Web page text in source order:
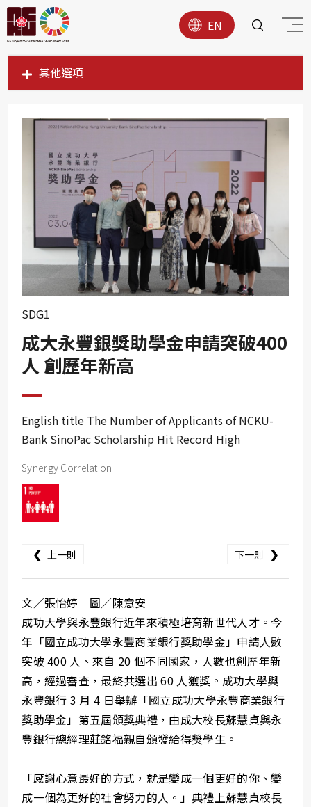
EN
其他選項
SDG1
SDG4
SDG5
SDG6
SDG7
SDG8
SDG9
SDG11
SDG14
SDG15
SDG1
成大永豐銀獎助學金申請突破400
人 創歷年新高
English title The Number of Applicants of NCKU-
Bank SinoPac Scholarship Hit Record High
Synergy Correlation
❮ 上一則 下一則 ❯
文／張怡婷 圖／陳意安
成功大學與永豐銀行近年來積極培育新世代人才。今
年「國立成功大學永豐商業銀行獎助學金」申請人數
突破 400 人、來自 20 個不同國家，人數也創歷年新
高，經過審查，最終共選出 60 人獲獎。成功大學與
永豐銀行 3 月 4 日舉辦「國立成功大學永豐商業銀行
獎助學金」第五屆頒獎典禮，由成大校長蘇慧貞與永
豐銀行總經理莊銘福親自頒發給得獎學生。
「感謝心意最好的方式，就是變成一個更好的你、變
成一個為更好的社會努力的人。」典禮上蘇慧貞校長